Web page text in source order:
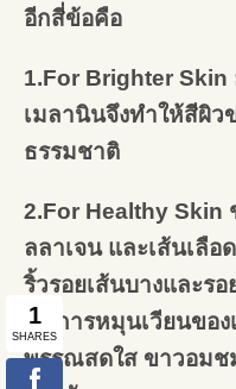
อีกสี่ข้อคือ
1.For Brighter Skin
เมลานินจึงทำให้สีผิว
ธรรมชาติ
2.For Healthy Skin
ลลาเจน และเส้นเลื
ริ้วรอยเส้นบางและร
วัย การหมุนเวียนขอ
พรรณสดใส ขาวอมช